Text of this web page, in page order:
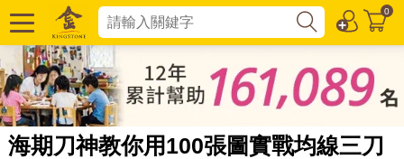
0
海期刀神教你用100張圖實戰均線三刀